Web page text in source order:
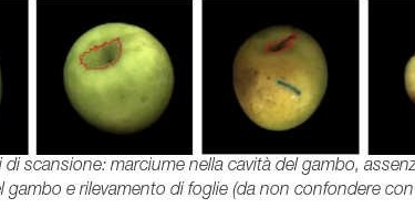
di scansione: marciume nella cavità del gambo,
gambo e rilevamento di foglie (da non confondere